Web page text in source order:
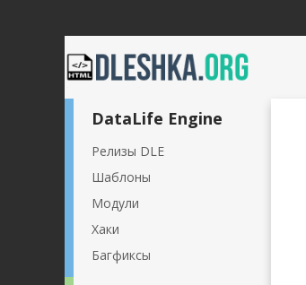
DataLife Engine
Релизы DLE
Шаблоны
Модули
Хаки
Багфиксы